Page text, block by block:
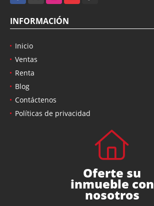
INFORMACIÓN
Inicio
Ventas
Renta
Blog
Contáctenos
Políticas de privacidad
Oferte su
inmueble con
nosotros